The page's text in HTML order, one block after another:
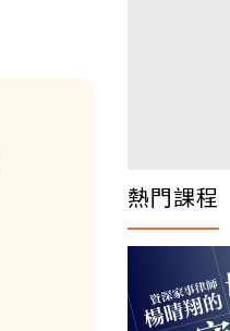
熱門課程